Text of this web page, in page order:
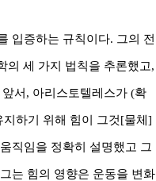
입증하는 규칙이다. 그의 전
의 세 가지 법칙을 추론했고,
서 , 아리스토텔레스가 (확
하기 위해 힘이 그것[물체 ]
직임을 정확히 설명했고 그
그는 힘의 영향은 운동을 변화